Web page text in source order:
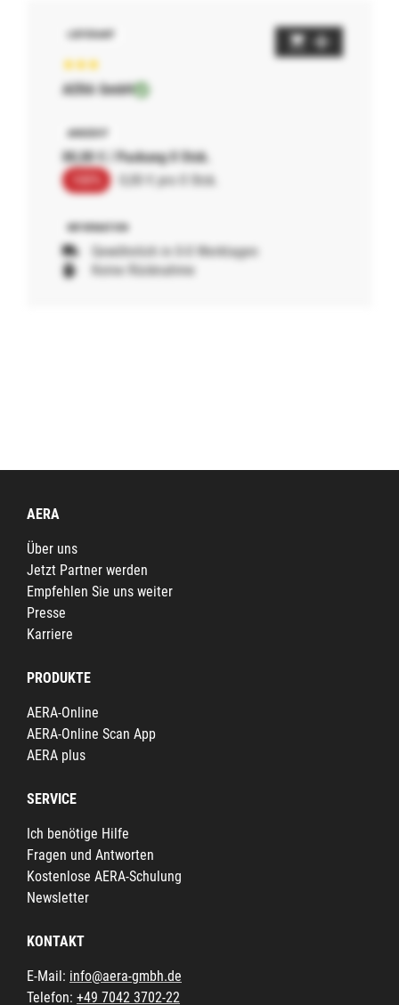
AERA GmbH
00,00 € / Packung 0 Stck.
0,00 € pro 0 Stck.
Gewöhnlich in 0-0 Werktagen
Keine Rücknahme
AERA
Über uns
Jetzt Partner werden
Empfehlen Sie uns weiter
Presse
Karriere
PRODUKTE
AERA-Online
AERA-Online Scan App
AERA plus
SERVICE
Ich benötige Hilfe
Fragen und Antworten
Kostenlose AERA-Schulung
Newsletter
KONTAKT
E-Mail: info@aera-gmbh.de
Telefon: +49 7042 3702-22